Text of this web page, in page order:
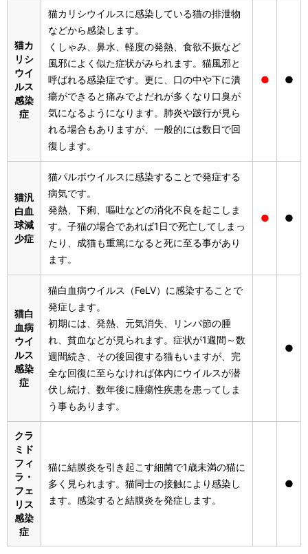
猫カ
リシ
ウイ
ルス
感染
症
猫カリシウイルスに感染している猫の排泄物
などから感染します。
くしゃみ、鼻水、軽度の発熱、食欲不振など
風邪によく似た症状がみられます。猫風邪と
呼ばれる感染症です。更に、口の中や下に潰
瘍ができると痛みでよだれが多くなり口臭が
気になるようになります。肺炎や跛行が見ら
れる場合もありますが、一般的には数日で回
復します。
● ●
猫汎
白血
球減
少症
猫パルボウイルスに感染することで発症する
病気です。
発熱、下痢、嘔吐などの消化不良を起こしま
す。子猫の場合であれば1日で死亡してしまっ
たり、成猫も重篤になると死に至る事があり
ます。
● ●
猫白
血病
ウイ
ルス
感染
症
猫白血病ウイルス（FeLV）に感染することで
発症します。
初期には、発熱、元気消失、リンパ節の腫
れ、貧血などが見られます。症状が1週間～数
週間続き、その後回復する猫もいますが、完
全な回復に至らなければ体内にウイルスが潜
伏し続け、数年後に腫瘍性疾患を患ってしま
う事もあります。
●
クラ
ミド
フィ
ラ・
フェ
リス
感染
症
猫に結膜炎を引き起こす細菌で1歳未満の猫に
多く見られます。猫同士の接触により感染し
ます。感染すると結膜炎を発症します。
●